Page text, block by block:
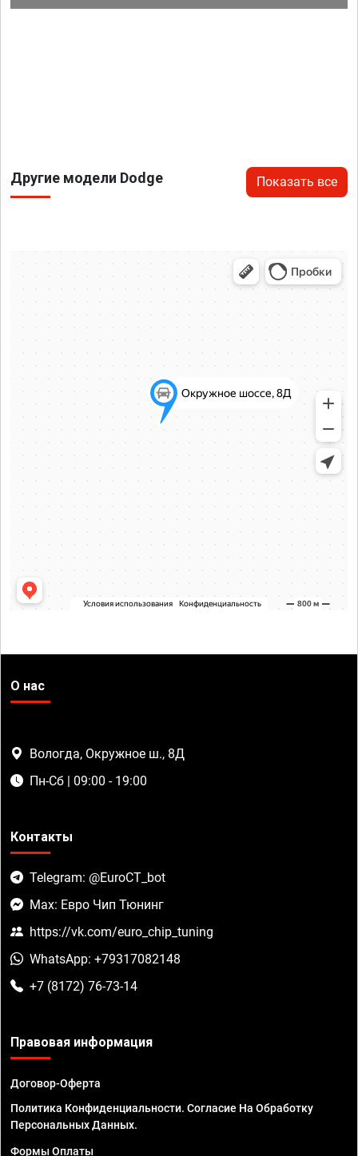
Другие модели Dodge Показать все
О нас
Вологда, Окружное ш., 8Д
Пн-Сб | 09:00 - 19:00
Контакты
Telegram: @EuroCT_bot
Max: Евро Чип Тюнинг
https://vk.com/euro_chip_tuning
WhatsApp: +79317082148
+7 (8172) 76-73-14
Правовая информация
Договор-Оферта
Политика Конфиденциальности. Согласие На Обработку
Персональных Данных.
Формы Оплаты